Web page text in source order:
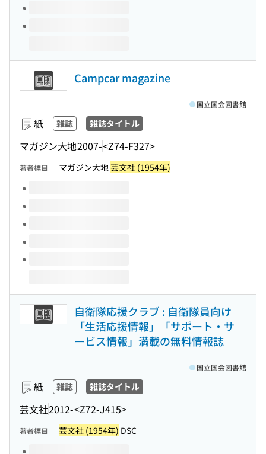
Campcar magazine
紙 雑誌 雑誌タイトル
マガジン大地2007-<Z74-F327>
国立国会図書館
著者標目 マガジン大地芸文社 (1954年)
このタイトルの巻号
自衛隊応援クラブ : 自衛隊員向け
「生活応援情報」「サポート・サ
ービス情報」満載の無料情報誌
紙 雑誌 雑誌タイトル
芸文社2012-<Z72-J415>
国立国会図書館
著者標目 芸文社 (1954年) DSC
このタイトルの巻号